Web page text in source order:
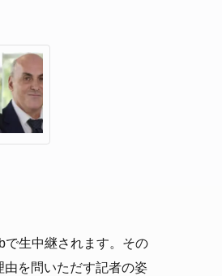
で生中継されます。その
を問いただす記者の姿